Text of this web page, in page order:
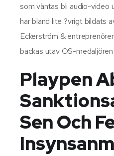
som väntas bli audio-video
har bland lite ?vrigt bildats
Eckerström &
backas utav OS-
Playpen
Sen Och